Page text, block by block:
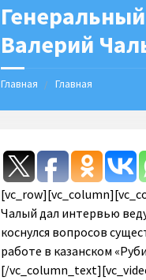
Валерий
Главная Главная
Чалый дал интервью
коснулся вопросов
работе в казанском
[/